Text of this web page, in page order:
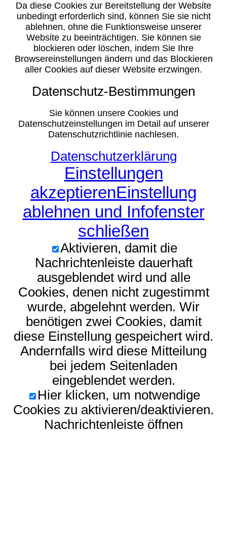
Da diese Cookies zur Bereitstellung der Website
unbedingt erforderlich sind, können Sie sie nicht
ablehnen, ohne die Funktionsweise unserer
Website zu beeinträchtigen. Sie können sie
blockieren oder löschen, indem Sie Ihre
Browsereinstellungen ändern und das Blockieren
aller Cookies auf dieser Website erzwingen.
Datenschutz-Bestimmungen
Sie können unsere Cookies und
Datenschutzeinstellungen im Detail auf unserer
Datenschutzrichtlinie nachlesen.
Datenschutzerklärung
Einstellungen
akzeptierenEinstellung
ablehnen und Infofenster
schließen
Aktivieren, damit die
Nachrichtenleiste dauerhaft
ausgeblendet wird und alle
Cookies, denen nicht zugestimmt
wurde, abgelehnt werden. Wir
benötigen zwei Cookies, damit
diese Einstellung gespeichert wird.
Andernfalls wird diese Mitteilung
bei jedem Seitenladen
eingeblendet werden.
Hier klicken, um notwendige
Cookies zu aktivieren/deaktivieren.
Nachrichtenleiste öffnen